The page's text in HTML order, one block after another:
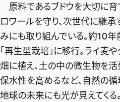
原料であるブドウを大切に育
ロワールを守り、次世代に継承
みにも取り組んでいる。約10
「再生型栽培」に移行。ライ麦
畑に植え、土の中の微生物を
保水性を高めるなど、自然の循
地球の未来にも光が見えてくる